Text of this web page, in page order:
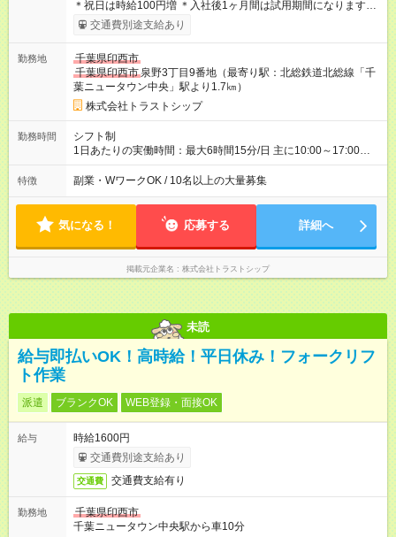
＊祝日は時給100円増 ＊入社後1ヶ月間は試用期間になります。
時給の変更はございません。 【試用期間】試用期間あり 試用期
間の長さ：1ヶ月 雇用形態、給与は本採用時と同じです。
交通費別途支給あり
勤務地
千葉県印西市
千葉県印西市 泉野3丁目9番地（最寄り駅：北総鉄道北総線「千
葉ニュータウン中央」駅より1.7㎞）
株式会社トラストシップ
勤務時間
シフト制
1日あたりの実働時間：最大6時間15分/日 主に10:00～17:00、
10：30～17：30の固定契約シフトで、契約シフトは事業所によ
り異なります。 ●完全土日休み ＊契約曜日 週2～5日の固定契約
特徴 副業・WワークOK / 10名以上の大量募集
気になる！ 応募する 詳細へ
掲載元企業名 株式会社トラストシップ
未読
給与即払いOK！高時給！平日休み！フォークリフ
ト作業
派遣 ブランクOK WEB登録・面接OK
給与
時給1600円
交通費別途支給あり
交通費 交通費支給有り
勤務地
千葉県印西市
千葉ニュータウン中央駅から車10分